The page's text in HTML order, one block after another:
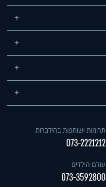
תרומות ושותפות בהידברות
073-2221212
עולם הילדים
073-3592800